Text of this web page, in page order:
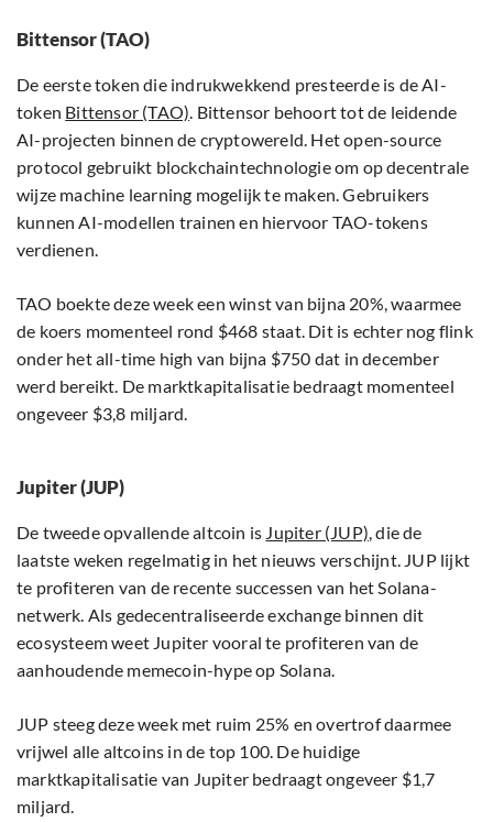
Bittensor (TAO)
De eerste token die indrukwekkend presteerde is de AI-
token Bittensor (TAO). Bittensor behoort tot de leidende
AI-projecten binnen de cryptowereld. Het open-source
protocol gebruikt blockchaintechnologie om op decentrale
wijze machine learning mogelijk te maken. Gebruikers
kunnen AI-modellen trainen en hiervoor TAO-tokens
verdienen.
TAO boekte deze week een winst van bijna 20%, waarmee
de koers momenteel rond $468 staat. Dit is echter nog flink
onder het all-time high van bijna $750 dat in december
werd bereikt. De marktkapitalisatie bedraagt momenteel
ongeveer $3,8 miljard.
Jupiter (JUP)
De tweede opvallende altcoin is Jupiter (JUP), die de
laatste weken regelmatig in het nieuws verschijnt. JUP lijkt
te profiteren van de recente successen van het Solana-
netwerk. Als gedecentraliseerde exchange binnen dit
ecosysteem weet Jupiter vooral te profiteren van de
aanhoudende memecoin-hype op Solana.
JUP steeg deze week met ruim 25% en overtrof daarmee
vrijwel alle altcoins in de top 100. De huidige
marktkapitalisatie van Jupiter bedraagt ongeveer $1,7
miljard.